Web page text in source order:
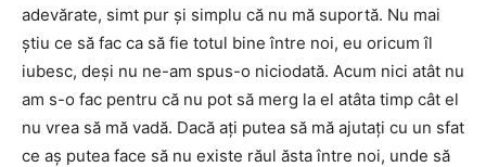
adevărate, simt pur și simplu că nu mă suportă. Nu mai
știu ce să fac ca să fie totul bine între noi, eu oricum îl
iubesc, deși nu ne-am spus-o niciodată. Acum nici atât nu
am s-o fac pentru că nu pot să merg la el atâta timp cât el
nu vrea să mă vadă. Dacă ați putea să mă ajutați cu un sfat
ce aș putea face să nu existe răul ăsta între noi, unde să